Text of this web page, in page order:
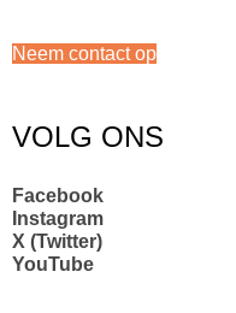
Neem contact op
VOLG ONS
Facebook
Instagram
X (Twitter)
YouTube